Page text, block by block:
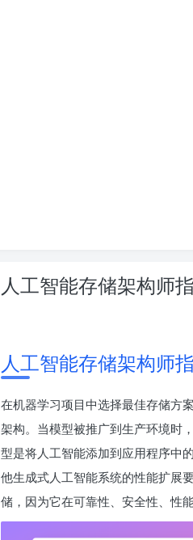
人工智能存储架构师
人工智能存储架构师
在机器学习项目中选择最佳存储方
架构。当模型被推广到生产环境时
型是将人工智能添加到应用程序中
他生成式人工智能系统的性能扩展
储，因为它在可靠性、安全性、性